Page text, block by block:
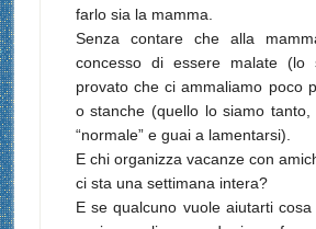
farlo sia la mamma.
Senza contare che alla
concesso di essere malate (lo
provato che ci ammaliamo poco
o stanche (quello lo siamo
“normale” e guai a lamentarsi).
E chi organizza vacanze con
ci sta una settimana intera?
E se qualcuno vuole aiutarti